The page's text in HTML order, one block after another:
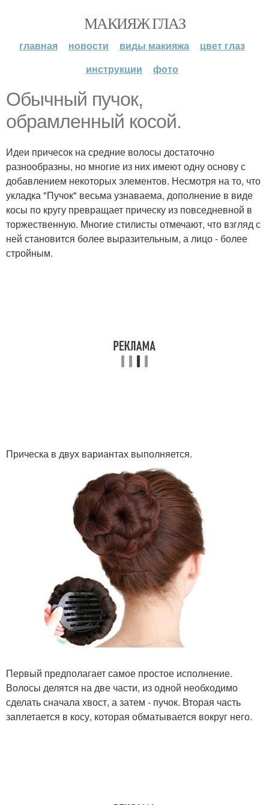
МАКИЯЖ ГЛАЗ
главная новости виды макияжа
цвет глаз
инструкции
фото
Обычный пучок,
обрамленный косой.
Идеи причесок на средние волосы достаточно
разнообразны, но многие из них имеют одну основу с
добавлением некоторых элементов. Несмотря на то, что
укладка "Пучок" весьма узнаваема, дополнение в виде
косы по кругу превращает прическу из повседневной в
торжественную. Многие стилисты отмечают, что взгляд с
ней становится более выразительным, а лицо - более
стройным.
Прическа в двух вариантах выполняется.
Первый предполагает самое простое исполнение.
Волосы делятся на две части, из одной необходимо
сделать сначала хвост, а затем - пучок. Вторая часть
заплетается в косу, которая обматывается вокруг него.